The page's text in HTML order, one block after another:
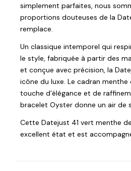
simplement parfaites, nous
proportions douteuses de la
remplace.
Un classique intemporel qui
le style, fabriquée à partir des
et conçue avec précision, la
icône du luxe. Le cadran menthe
touche d’élégance et de
bracelet Oyster donne un air de
Cette Datejust 41 vert menthe
excellent état et est